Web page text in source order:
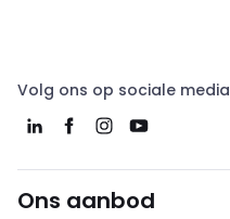
Volg ons op sociale media
Ons aanbod